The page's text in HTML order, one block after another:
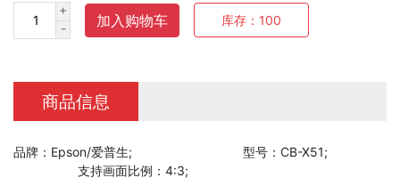
+
-
加入购物车 库存： 100
商品信息
品牌：Epson/爱普生; 型号：CB-X51;
支持画面比例：4:3;